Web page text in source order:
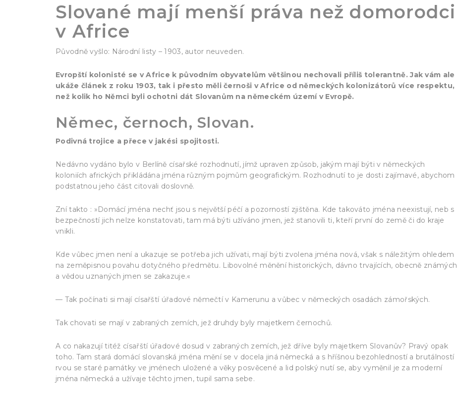
Slované mají menší práva než domorodci
v Africe
Původně vyšlo: Národní listy – 1903, autor neuveden.
Evropští kolonisté se v Africe k původním obyvatelům většinou nechovali příliš tolerantně. Jak vám ale
ukáže článek z roku 1903, tak i přesto měli černoši v Africe od německých kolonizátorů více respektu,
než kolik ho Němci byli ochotni dát Slovanům na německém území v Evropě.
Němec, černoch, Slovan.
Podivná trojice a přece v jakési spojitosti.
Nedávno vydáno bylo v Berlíně císařské rozhodnutí, jímž upraven způsob, jakým mají býti v německých
koloniích afrických přikládána jména různým pojmům geografickým. Rozhodnutí to je dosti zajímavé, abychom
podstatnou jeho část citovali doslovně.
Zní takto : »Domácí jména nechť jsou s největší péčí a pozorností zjištěna. Kde takováto jména neexistují, neb s
bezpečností jich nelze konstatovati, tam má býti užíváno jmen, jež stanovili ti, kteří první do země či do kraje
vnikli.
Kde vůbec jmen není a ukazuje se potřeba jich užívati, mají býti zvolena jména nová, však s náležitým ohledem
na zeměpisnou povahu dotyčného předmětu. Libovolné měnění historických, dávno trvajících, obecně známých
a vědou uznaných jmen se zakazuje.«
— Tak počínati si mají císařští úřadové němečtí v Kamerunu a vůbec v německých osadách zámořských.
Tak chovati se mají v zabraných zemích, jež druhdy byly majetkem černochů.
A co nakazují titéž císařští úřadové dosud v zabraných zemích, jež dříve byly majetkem Slovanův? Pravý opak
toho. Tam stará domácí slovanská jména mění se v docela jiná německá a s hříšnou bezohledností a brutálností
rvou se staré památky ve jménech uložené a věky posvěcené a lid polský nutí se, aby vyměnil je za moderní
jména německá a užívaje těchto jmen, tupil sama sebe.